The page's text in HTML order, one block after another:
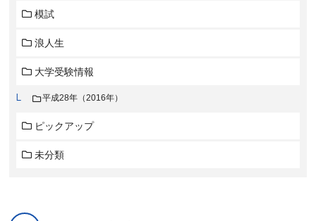
模試
浪人生
大学受験情報
平成28年（2016年）
ピックアップ
未分類